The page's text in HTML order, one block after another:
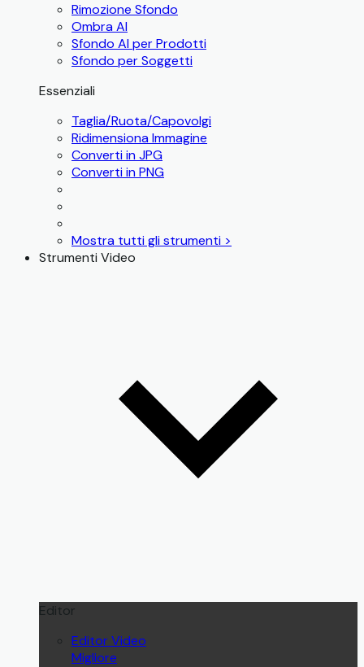
Rimozione Sfondo
Ombra AI
Sfondo AI per Prodotti
Sfondo per Soggetti
Essenziali
Taglia/Ruota/Capovolgi
Ridimensiona Immagine
Converti in JPG
Converti in PNG
Mostra tutti gli strumenti >
Strumenti Video
Editor
Editor Video
Migliore